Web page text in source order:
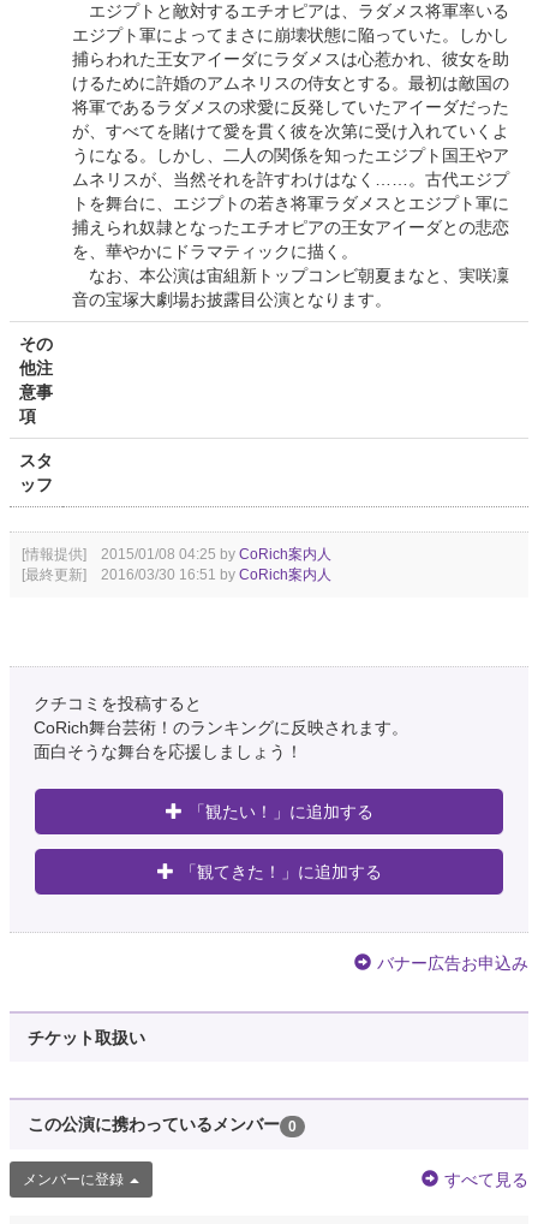
エジプトと敵対するエチオピアは、ラダメス将軍率いる
エジプト軍によってまさに崩壊状態に陥っていた。しかし
捕らわれた王女アイーダにラダメスは心惹かれ、彼女を助
けるために許婚のアムネリスの侍女とする。最初は敵国の
将軍であるラダメスの求愛に反発していたアイーダだった
が、すべてを賭けて愛を貫く彼を次第に受け入れていくよ
うになる。しかし、二人の関係を知ったエジプト国王やア
ムネリスが、当然それを許すわけはなく……。古代エジプ
トを舞台に、エジプトの若き将軍ラダメスとエジプト軍に
捕えられ奴隷となったエチオピアの王女アイーダとの悲恋
を、華やかにドラマティックに描く。
なお、本公演は宙組新トップコンビ朝夏まなと、実咲凜
音の宝塚大劇場お披露目公演となります。
その
他注
意事
項
スタ
ッフ
[情報提供] 2015/01/08 04:25 by CoRich案内人
[最終更新] 2016/03/30 16:51 by CoRich案内人
クチコミを投稿すると
CoRich舞台芸術！のランキングに反映されます。
面白そうな舞台を応援しましょう！
「観たい！」に追加する
「観てきた！」に追加する
バナー広告お申込み
チケット取扱い
この公演に携わっているメンバー 0
メンバーに登録 すべて見る